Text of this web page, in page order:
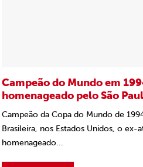
Campeão do Mundo em
homenageado pelo São
Campeão da Copa do Mundo de
Brasileira, nos Estados Unidos, o
homenageado...